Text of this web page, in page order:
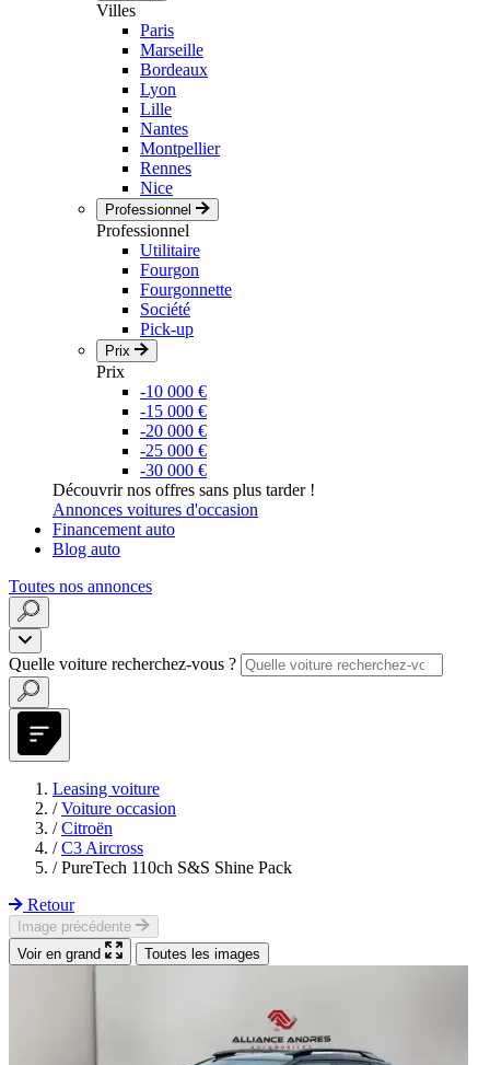
Villes
Paris
Marseille
Bordeaux
Lyon
Lille
Nantes
Montpellier
Rennes
Nice
Professionnel
Professionnel
Utilitaire
Fourgon
Fourgonnette
Société
Pick-up
Prix
Prix
-10 000 €
-15 000 €
-20 000 €
-25 000 €
-30 000 €
Découvrir nos offres sans plus tarder !
Annonces voitures d'occasion
Financement auto
Blog auto
Toutes nos annonces
Quelle voiture recherchez-vous ?
Leasing voiture
/ Voiture occasion
/ Citroën
/ C3 Aircross
/ PureTech 110ch S&S Shine Pack
Retour
Image précédente
Voir en grand
Toutes les images